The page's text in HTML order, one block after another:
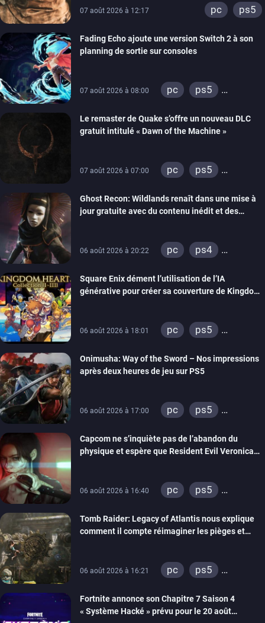
07 août 2026 à 12:17 pc ps5
Fading Echo ajoute une version Switch 2 à son
planning de sortie sur consoles
07 août 2026 à 08:00 pc
ps5
Le remaster de Quake s’offre un nouveau DLC
gratuit intitulé « Dawn of the Machine »
07 août 2026 à 07:00 pc
ps5
switch
ps4
xbox one
Ghost Recon: Wildlands renaît dans une mise à
jour gratuite avec du contenu inédit et des
06 août 2026 à 20:22 pc
ps4
Square Enix dément l’utilisation de l’IA
générative pour créer sa couverture de Kingdom
06 août 2026 à 18:01 pc
ps5
switch 2
Onimusha: Way of the Sword – Nos impressions
après deux heures de jeu sur PS5
06 août 2026 à 17:00 pc
ps5
switch 2
Capcom ne s’inquiète pas de l’abandon du
physique et espère que Resident Evil Veronica
06 août 2026 à 16:40 pc
ps5
switch 2
Tomb Raider: Legacy of Atlantis nous explique
comment il compte réimaginer les pièges et
06 août 2026 à 16:21 pc
ps5
switch 2
Fortnite annonce son Chapitre 7 Saison 4
« Système Hacké » prévu pour le 20 août